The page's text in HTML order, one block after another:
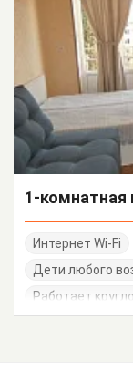
1-комнатная
Интернет Wi-Fi
Дети любого
Работает